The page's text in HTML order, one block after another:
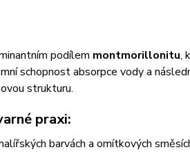
podílem montmorillonitu,
schopnost absorpce vody a
strukturu.
praxi:
barvách a omítkových